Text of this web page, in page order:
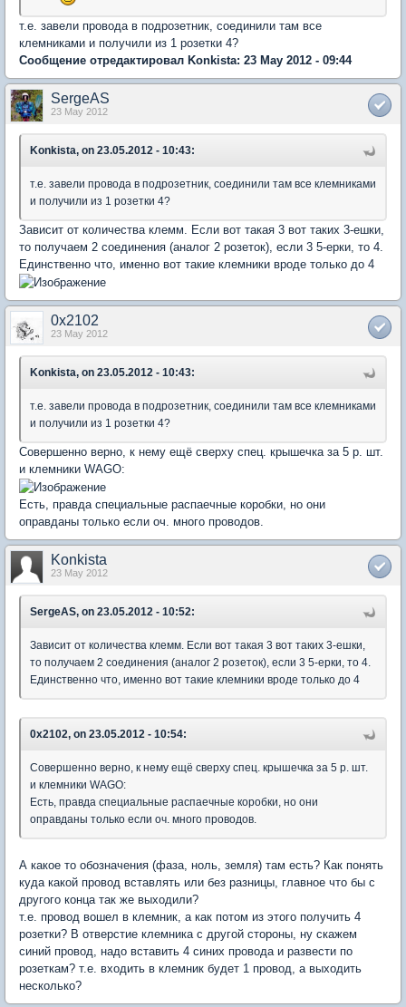
т.е. завели провода в подрозетник, соединили там все
клемниками и получили из 1 розетки 4?
Сообщение отредактировал Konkista: 23 May 2012 - 09:44
SergeAS
23 May 2012
Konkista, on 23.05.2012 - 10:43:
т.е. завели провода в подрозетник, соединили там все клемниками
и получили из 1 розетки 4?
Зависит от количества клемм. Если вот такая 3 вот таких 3-ешки,
то получаем 2 соединения (аналог 2 розеток), если 3 5-ерки, то 4.
Единственно что, именно вот такие клемники вроде только до 4
0x2102
23 May 2012
Konkista, on 23.05.2012 - 10:43:
т.е. завели провода в подрозетник, соединили там все клемниками
и получили из 1 розетки 4?
Совершенно верно, к нему ещё сверху спец. крышечка за 5 р. шт.
и клемники WAGO:
Есть, правда специальные распаечные коробки, но они
оправданы только если оч. много проводов.
Konkista
23 May 2012
SergeAS, on 23.05.2012 - 10:52:
Зависит от количества клемм. Если вот такая 3 вот таких 3-ешки,
то получаем 2 соединения (аналог 2 розеток), если 3 5-ерки, то 4.
Единственно что, именно вот такие клемники вроде только до 4
0x2102, on 23.05.2012 - 10:54:
Совершенно верно, к нему ещё сверху спец. крышечка за 5 р. шт.
и клемники WAGO:
Есть, правда специальные распаечные коробки, но они
оправданы только если оч. много проводов.
А какое то обозначения (фаза, ноль, земля) там есть? Как понять
куда какой провод вставлять или без разницы, главное что бы с
другого конца так же выходили?
т.е. провод вошел в клемник, а как потом из этого получить 4
розетки? В отверстие клемника с другой стороны, ну скажем
синий провод, надо вставить 4 синих провода и развести по
розеткам? т.е. входить в клемник будет 1 провод, а выходить
несколько?